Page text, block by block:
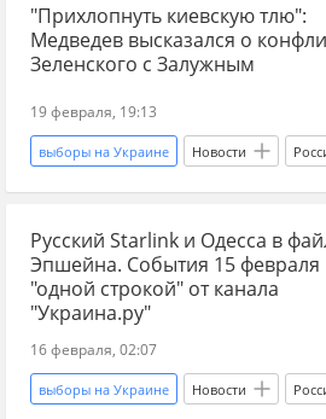
Валерий Залужный Вооруженные
Украина.ру НАТО ВСУ
Сергей Наев
"Прихлопнуть киевскую тлю":
Медведев высказался о
Зеленского с Залужным
19 февраля, 19:13
выборы на Украине Новости
Украина США Владимир
Совбез Украина.ру
Вооруженные силы Украины
Дмитрий Медведев
Международная политика
Русский Starlink и Одесса в
Эпшейна. События 15 февраля
"одной строкой" от канала
"Украина.ру"
16 февраля, 02:07
выборы на Украине Новости